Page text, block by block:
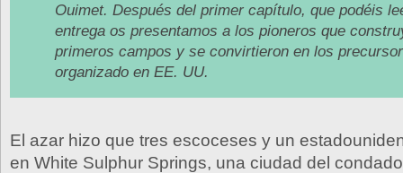
Ouimet. Después del primer capítulo, que podéis
entrega os presentamos a los pioneros que
primeros campos y se convirtieron en los
organizado en EE. UU.
El azar hizo que tres escoceses y un
en White Sulphur Springs, una ciudad del